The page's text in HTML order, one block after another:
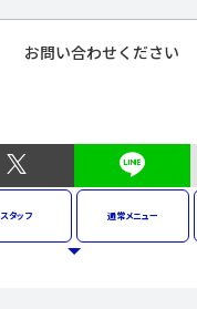
お問い合わせください
スタッフ 通常メニュー